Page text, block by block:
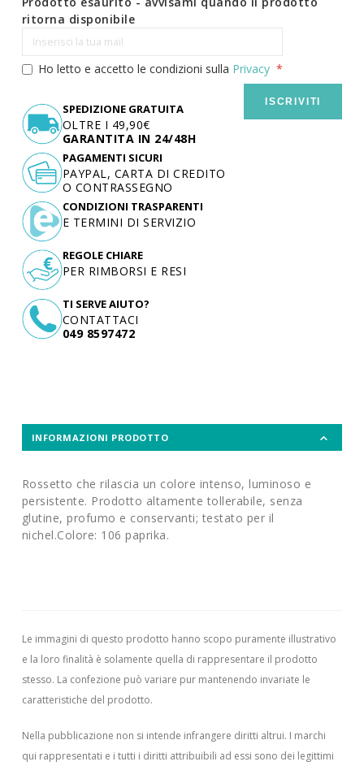
ritorna disponibile
Ho letto e accetto le condizioni sulla Privacy
ISCRIVITI
SPEDIZIONE GRATUITA
OLTRE I 49,90€
GARANTITA IN 24/48H
TI SERVE AIUTO?
CONTATTACI
049 8597472
PAGAMENTI SICURI
PAYPAL, CARTA DI CREDITO
O CONTRASSEGNO
CONDIZIONI TRASPARENTI
E TERMINI DI SERVIZIO
REGOLE CHIARE
PER RIMBORSI E RESI
INFORMAZIONI PRODOTTO
Rossetto che rilascia un colore intenso, luminoso e
persistente. Prodotto altamente tollerabile, senza
glutine, profumo e conservanti; testato per il
nichel.Colore: 106 paprika.
Le immagini di questo prodotto hanno scopo puramente illustrativo
e la loro finalità è solamente quella di rappresentare il prodotto
stesso. La confezione può variare pur mantenendo invariate le
caratteristiche del prodotto.
Nella pubblicazione non si intende infrangere diritti altrui. I marchi
qui rappresentati e i tutti i diritti attribuibili ad essi sono dei legittimi